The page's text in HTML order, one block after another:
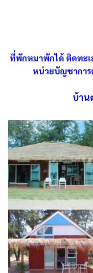
ที่พักหมาพักได้ ติดทะเ
หน่วยบัญชาการ
บ้าน